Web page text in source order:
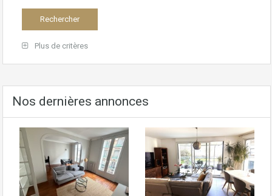
Plus de critères
Nos dernières annonces